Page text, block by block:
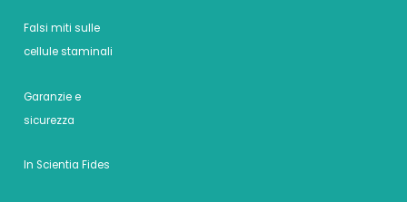
Falsi miti sulle
cellule staminali
Garanzie e
sicurezza
In Scientia Fides